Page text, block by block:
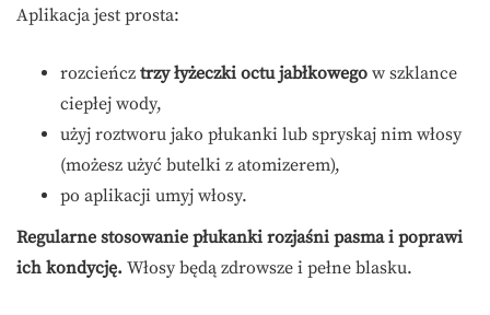
Aplikacja jest prosta:
rozcieńcz trzy łyżeczki octu jabłkowego w szklance
ciepłej wody,
użyj roztworu jako płukanki lub spryskaj nim włosy
(możesz użyć butelki z atomizerem),
po aplikacji umyj włosy.
Regularne stosowanie płukanki rozjaśni pasma i poprawi
ich kondycję. Włosy będą zdrowsze i pełne blasku.